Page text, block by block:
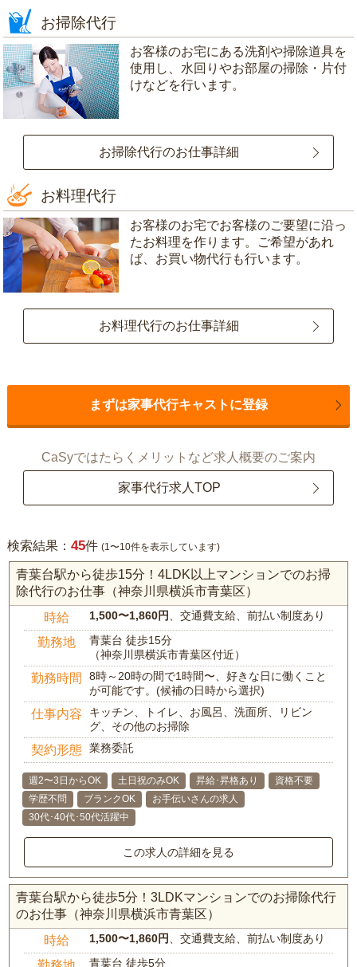
お掃除代行
お客様のお宅にある洗剤や掃除道具を
使用し、水回りやお部屋の掃除・片付
けなどを行います。
お掃除代行のお仕事詳細
お料理代行
お客様のお宅でお客様のご要望に沿っ
たお料理を作ります。ご希望があれ
ば、お買い物代行も行います。
お料理代行のお仕事詳細
まずは家事代行キャストに登録
CaSyではたらくメリットなど求人概要のご案内
家事代行求人TOP
検索結果： 45件 (1〜10件を表示しています)
青葉台駅から徒歩15分！4LDK以上マンションでのお掃
除代行のお仕事（神奈川県横浜市青葉区）
時給 1,500〜1,860円 、交通費支給、前払い制度あり
勤務地
青葉台 徒歩15分
（神奈川県横浜市青葉区付近）
勤務時間
8時～20時の間で1時間〜、好きな日に働くこと
が可能です。(候補の日時から選択)
仕事内容
キッチン、トイレ、お風呂、洗面所、リビン
グ、その他のお掃除
契約形態 業務委託
週2〜3日からOK 土日祝のみOK 昇給･昇格あり
資格不要
学歴不問
ブランクOK
お手伝いさんの求人
30代･40代･50代活躍中
この求人の詳細を見る
青葉台駅から徒歩5分！3LDKマンションでのお掃除代行
のお仕事（神奈川県横浜市青葉区）
時給 1,500〜1,860円 、交通費支給、前払い制度あり
青葉台 徒歩5分